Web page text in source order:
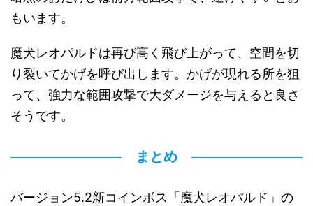
もいます。
魔犬レオパルドは再び高く飛び上がって、空間を切
り裂いてかげを呼び出します。かげが現れる所を狙
って、強力な範囲攻撃で大ダメージを与えると良さ
そうです。
まとめ
バージョン5.2新コインボス「魔犬レオパルド」の